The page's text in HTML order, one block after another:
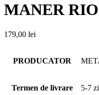
MANER
179,00 lei
PRODUCATOR
Termen de livrare 5-7